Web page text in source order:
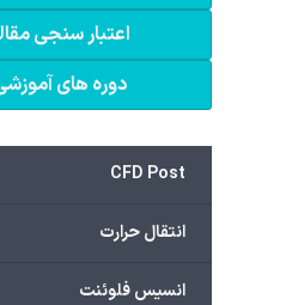
اعتبار سنجی
دوره های
CFD Post
انتقال حرارت
انسیس فلوئنت